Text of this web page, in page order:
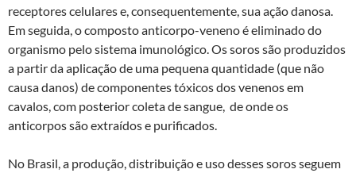
receptores celulares e, consequentemente, sua ação danosa.
Em seguida, o composto anticorpo-veneno é eliminado do
organismo pelo sistema imunológico. Os soros são produzidos
a partir da aplicação de uma pequena quantidade (que não
causa danos) de componentes tóxicos dos venenos em
cavalos, com posterior coleta de sangue, de onde os
anticorpos são extraídos e purificados.
No Brasil, a produção, distribuição e uso desses soros seguem